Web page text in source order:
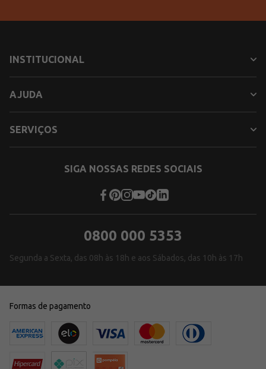
INSTITUCIONAL
AJUDA
SERVIÇOS
SIGA NOSSAS REDES SOCIAIS
0800 000 5353
Segunda a Sexta, das 08h às 18h e aos Sábados, das 10h às 17h
Formas de pagamento